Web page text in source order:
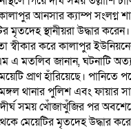
আনসার ক্যাম্প সংলগ্ন
মৃতদেহ স্থানীয়রা উদ্ধার করেন।
স্বীকার করে কালাপুর
এ মতলিব জানান, ঘটনাটি
প্রাণ হাঁরিয়েছে।
থানার পুলিশ এবং ফায়ার
সময় খোঁজাখুঁজির পর
মেয়েটির মৃতদেহ উদ্ধার